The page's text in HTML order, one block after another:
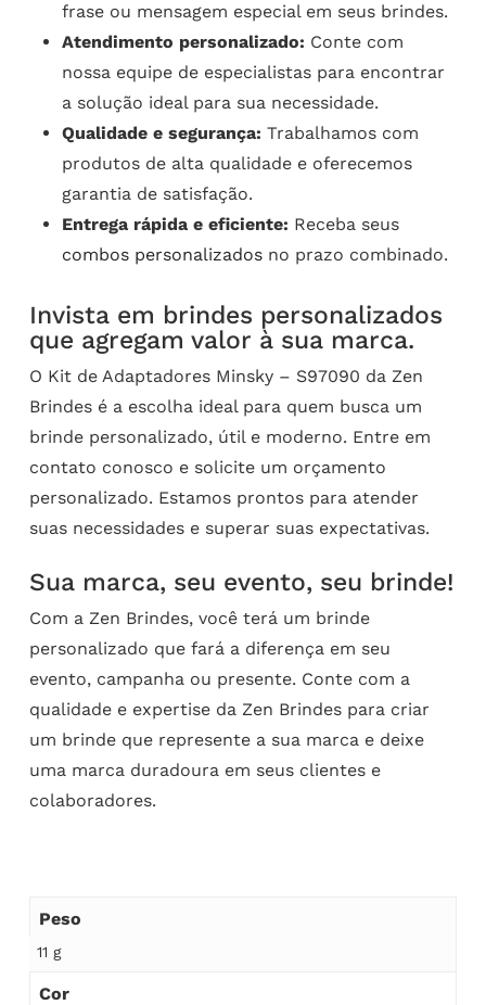
frase ou mensagem especial em seus brindes.
Atendimento personalizado: Conte com
nossa equipe de especialistas para encontrar
a solução ideal para sua necessidade.
Qualidade e segurança: Trabalhamos com
produtos de alta qualidade e oferecemos
garantia de satisfação.
Entrega rápida e eficiente: Receba seus
combos personalizadosno prazo combinado.
Invista em brindes personalizados
que agregam valor à sua marca.
O Kit de Adaptadores Minsky – S97090 da Zen
Brindes é a escolha ideal para quem busca um
brinde personalizado, útil e moderno. Entre em
contato conosco e solicite um orçamento
personalizado. Estamos prontos para atender
suas necessidades e superar suas expectativas.
Sua marca, seu evento, seu brinde!
Com a Zen Brindes, você terá um brinde
personalizado que fará a diferença em seu
evento, campanha ou presente. Conte com a
qualidade e expertise da Zen Brindes para criar
um brinde que represente a sua marca e deixe
uma marca duradoura em seus clientes e
colaboradores.
Peso
11 g
Cor